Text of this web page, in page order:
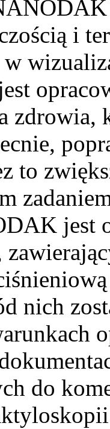
i
zdrowia,
to
jest
nich
do